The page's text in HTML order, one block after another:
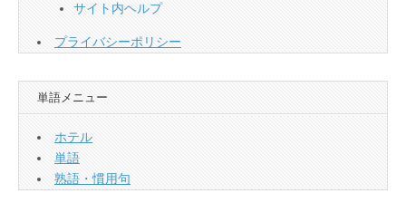
サイト内ヘルプ
プライバシーポリシー
単語メニュー
ホテル
単語
熟語・慣用句